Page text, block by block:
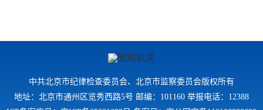
中共北京市纪律检查委员会、北京市监察委员会版权所有
地址：北京市通州区览秀西路5号 邮编：101160 举报电话：12388